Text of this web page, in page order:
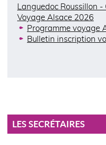
Languedoc Roussillon
Voyage Alsace 2026
Programme voyage
Bulletin inscription
LES SECRÉTAIRES